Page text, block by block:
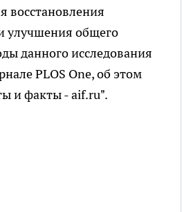
восстановления
улучшения общего
данного исследования
PLOS One, об этом
и факты - aif.ru".